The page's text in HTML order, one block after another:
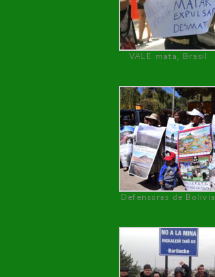
VALE mata, Brasil
Defensoras de Bolivia